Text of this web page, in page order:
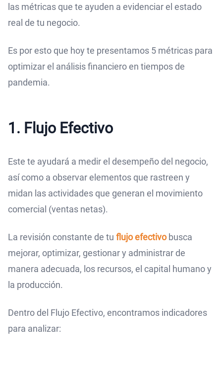
las métricas que te ayuden a evidenciar el estado
real de tu negocio.
Es por esto que hoy te presentamos 5 métricas para
optimizar el análisis financiero en tiempos de
pandemia.
1. Flujo Efectivo
Este te ayudará a medir el desempeño del negocio,
así como a observar elementos que rastreen y
midan las actividades que generan el movimiento
comercial (ventas netas).
La revisión constante de tu flujo efectivobusca
mejorar, optimizar, gestionar y administrar de
manera adecuada, los recursos, el capital humano y
la producción.
Dentro del Flujo Efectivo, encontramos indicadores
para analizar: